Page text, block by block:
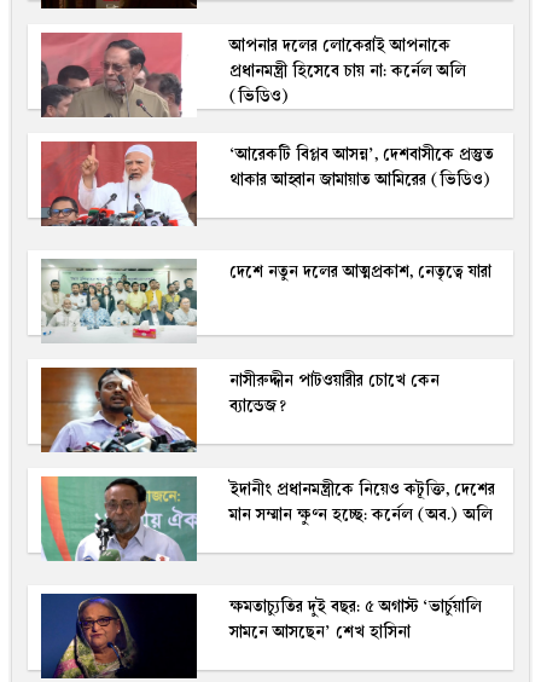
আপনার দলের লোকেরাই আপনাকে
প্রধানমন্ত্রী হিসেবে চায় না: কর্নেল অলি
(ভিডিও)
‘আরেকটি বিপ্লব আসন্ন’, দেশবাসীকে প্রস্তুত
থাকার আহ্বান জামায়াত আমিরের (ভিডিও)
দেশে নতুন দলের আত্মপ্রকাশ, নেতৃত্বে যারা
নাসীরুদ্দীন পাটওয়ারীর চোখে কেন
ব্যান্ডেজ?
ইদানীং প্রধানমন্ত্রীকে নিয়েও কটূক্তি, দেশের
মান সম্মান ক্ষুণ্ন হচ্ছে: কর্নেল (অব.) অলি
ক্ষমতাচ্যুতির দুই বছর: ৫ অগাস্ট ‘ভার্চুয়ালি
সামনে আসছেন’ শেখ হাসিনা